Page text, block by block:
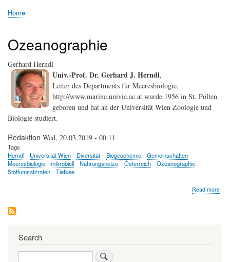
Home
Ozeanographie
Gerhard Herndl
Univ.-Prof. Dr. Gerhard J. Herndl,
Leiter des Departments für Meeresbiologie,
http://www.marine.univie.ac.at wurde 1956 in St. Pölten
geboren und hat an der Universität Wien Zoologie und
Biologie studiert.
Redaktion Wed, 20.03.2019 - 00:11
Tags
Herndl
Universität Wien Diversität Biogeochemie
Gemeinschaften
Meeresbiologie
mikrobiell Nahrungsnetze Österreich
Ozeanographie
Stoffumsatzraten
Tiefsee
Read more
Search
Search